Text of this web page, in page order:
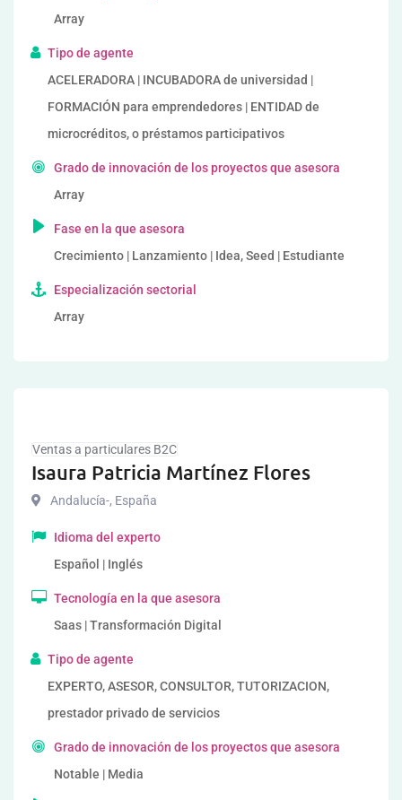
Array
Tipo de agente
ACELERADORA | INCUBADORA de universidad |
FORMACIÓN para emprendedores | ENTIDAD de
microcréditos, o préstamos participativos
Grado de innovación de los proyectos que asesora
Array
Fase en la que asesora
Crecimiento | Lanzamiento | Idea, Seed | Estudiante
Especialización sectorial
Array
Ventas a particulares B2C
Isaura Patricia Martínez Flores
Andalucía-, España
Idioma del experto
Español | Inglés
Tecnología en la que asesora
Saas | Transformación Digital
Tipo de agente
EXPERTO, ASESOR, CONSULTOR, TUTORIZACION,
prestador privado de servicios
Grado de innovación de los proyectos que asesora
Notable | Media